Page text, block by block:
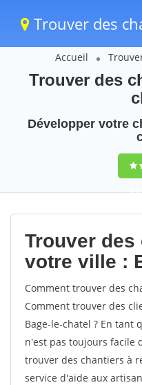
Trouver des
Accueil
Trouver des
Développer votre
9,5
Trouver
votre ville :
Comment trouver des
Comment trouver des
Bage-le-chatel ? En
n'est pas toujours facile
trouver des chantiers à
service d'aide aux